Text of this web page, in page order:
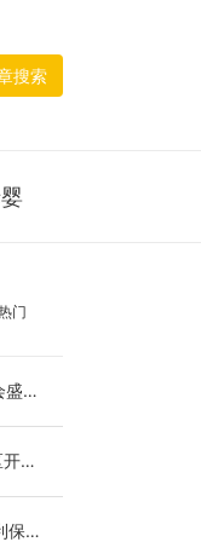
搜索
门
盛大
开
保障